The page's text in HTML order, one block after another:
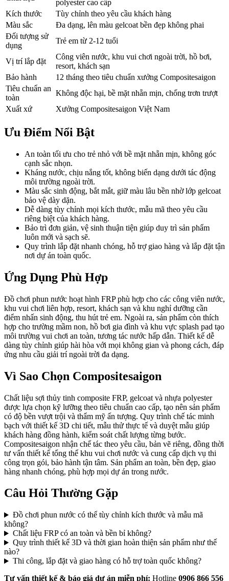
polyester cao cấp
Kích thước
Tùy chỉnh theo yêu cầu khách hàng
Màu sắc
Đa dạng, lên màu gelcoat bền đẹp không phai
Đối tượng sử
dụng
Trẻ em từ 2-12 tuổi
Vị trí lắp đặt
Công viên nước, khu vui chơi ngoài trời, hồ bơi,
resort, khách sạn
Bảo hành
12 tháng theo tiêu chuẩn xưởng Compositesaigon
Tiêu chuẩn an
toàn
Không độc hại, bề mặt nhẵn mịn, chống trơn trượt
Xuất xứ
Xưởng Compositesaigon Việt Nam
Ưu Điểm Nổi Bật
An toàn tối ưu cho trẻ nhỏ với bề mặt nhẵn mịn, không góc
cạnh sắc nhọn.
Kháng nước, chịu nắng tốt, không biến dạng dưới tác động
môi trường ngoài trời.
Màu sắc sinh động, bắt mắt, giữ màu lâu bền nhờ lớp gelcoat
bảo vệ dày dặn.
Dễ dàng tùy chỉnh mọi kích thước, mẫu mã theo yêu cầu
riêng biệt của khách hàng.
Bảo trì đơn giản, vệ sinh thuận tiện giúp duy trì sản phẩm
luôn mới và sạch sẽ.
Quy trình lắp đặt nhanh chóng, hỗ trợ giao hàng và lắp đặt tận
nơi dự án toàn quốc.
Ứng Dụng Phù Hợp
Đồ chơi phun nước hoạt hình FRP phù hợp cho các công viên nước,
khu vui chơi liên hợp, resort, khách sạn và khu nghỉ dưỡng cần
điểm nhấn sinh động, thu hút trẻ em. Ngoài ra, sản phẩm còn thích
hợp cho trường mầm non, hồ bơi gia đình và khu vực splash pad tạo
môi trường vui chơi an toàn, tương tác nước hấp dẫn. Thiết kế dễ
dàng tùy chỉnh giúp hài hòa với mọi không gian và phong cách, đáp
ứng nhu cầu giải trí ngoài trời đa dạng.
Vì Sao Chọn Compositesaigon
Chất liệu sợi thủy tinh composite FRP, gelcoat và nhựa polyester
được lựa chọn kỹ lưỡng theo tiêu chuẩn cao cấp, tạo nên sản phẩm
có độ bền vượt trội và thẩm mỹ ấn tượng. Quy trình chế tác minh
bạch với thiết kế 3D chi tiết, mẫu thử thực tế và duyệt mẫu giúp
khách hàng đồng hành, kiểm soát chất lượng từng bước.
Compositesaigon nhận chế tác theo yêu cầu, bản vẽ riêng, đồng thời
tư vấn thiết kế tổng thể khu vui chơi nước và cung cấp dịch vụ thi
công trọn gói, bảo hành tận tâm. Sản phẩm an toàn, bền đẹp, giao
hàng nhanh chóng, phù hợp mọi dự án trong nước.
Câu Hỏi Thường Gặp
Đồ chơi phun nước có thể tùy chỉnh kích thước và mẫu mã
không?
Chất liệu FRP có an toàn và bền bỉ không?
Quy trình thiết kế 3D và thời gian hoàn thiện sản phẩm như thế
nào?
Thi công, lắp đặt và giao hàng có hỗ trợ toàn quốc không?
Tư vấn thiết kế & báo giá dự án miễn phí: Hotline 0906 866 556